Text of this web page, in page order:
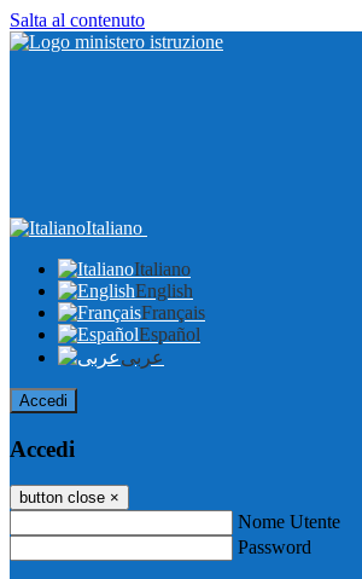
Salta al contenuto
Italiano
Italiano
English
Français
Español
عربى
Accedi
Accedi
button close ×
Nome Utente
Password